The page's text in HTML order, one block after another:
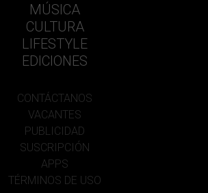
MÚSICA
CULTURA
LIFESTYLE
EDICIONES
CONTÁCTANOS
VACANTES
PUBLICIDAD
SUSCRIPCIÓN
APPS
TÉRMINOS DE USO